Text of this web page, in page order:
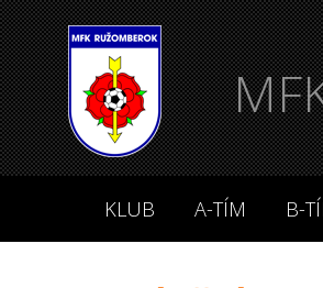
KLUB A-TÍM B-